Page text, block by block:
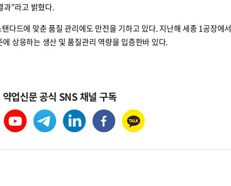
과”라고 밝혔다.
다드에 맞춘 품질 관리에도 만전을 기하고 있다. 지난해 세종 1공장에서
상응하는 생산 및 품질관리 역량을 입증한바 있다.
약업신문 공식 SNS 채널 구독